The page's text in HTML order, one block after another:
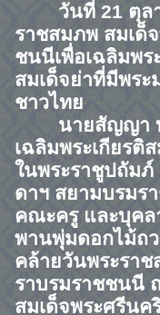
วันที่ 21 ตุล
ราชสมภพ สมเด็
ชนนีเพื่อเฉลิมพร
สมเด็จย่าที่มีพร
ชาวไทย
นายสัญญา
เฉลิมพระเกียรติ
ในพระราชูปถัมภ์
ดาฯ สยามบรมร
คณะครู และบุคล
พานพุ่มดอกไม้ถว
คล้ายวันพระรา
ราบรมราชชนนี
สมเด็จพระศรีน